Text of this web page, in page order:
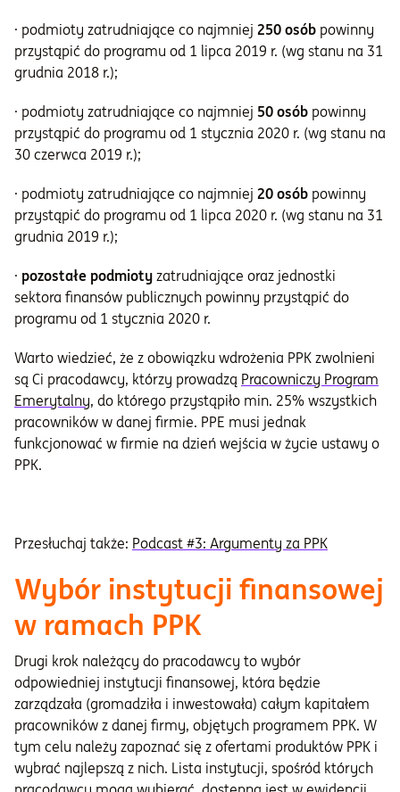
· podmioty zatrudniające co najmniej 250 osób powinny
przystąpić do programu od 1 lipca 2019 r. (wg stanu na 31
grudnia 2018 r.);
· podmioty zatrudniające co najmniej 50 osób powinny
przystąpić do programu od 1 stycznia 2020 r. (wg stanu na
30 czerwca 2019 r.);
· podmioty zatrudniające co najmniej 20 osób powinny
przystąpić do programu od 1 lipca 2020 r. (wg stanu na 31
grudnia 2019 r.);
· pozostałe podmioty zatrudniające oraz jednostki
sektora finansów publicznych powinny przystąpić do
programu od 1 stycznia 2020 r.
Warto wiedzieć, że z obowiązku wdrożenia PPK zwolnieni
są Ci pracodawcy, którzy prowadzą Pracowniczy Program
Emerytalny, do którego przystąpiło min. 25% wszystkich
pracowników w danej firmie. PPE musi jednak
funkcjonować w firmie na dzień wejścia w życie ustawy o
PPK.
Przesłuchaj także: Podcast #3: Argumenty za PPK
Wybór instytucji finansowej
w ramach PPK
Drugi krok należący do pracodawcy to wybór
odpowiedniej instytucji finansowej, która będzie
zarządzała (gromadziła i inwestowała) całym kapitałem
pracowników z danej firmy, objętych programem PPK. W
tym celu należy zapoznać się z ofertami produktów PPK i
wybrać najlepszą z nich. Lista instytucji, spośród których